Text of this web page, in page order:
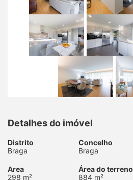
Detalhes do imóvel
Distrito
Braga
Concelho
Braga
Area
298 m²
Área do terreno
884 m²